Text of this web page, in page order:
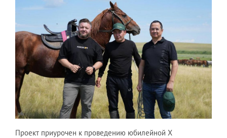
Проект приурочен к проведению юбилейной X